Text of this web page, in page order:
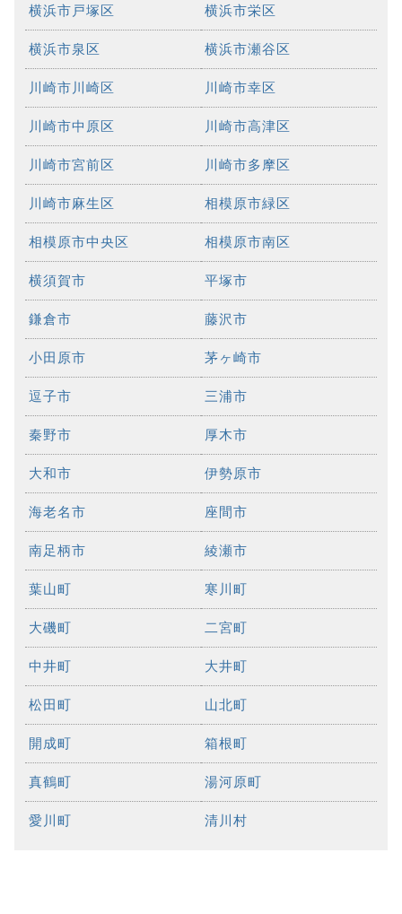
横浜市戸塚区 横浜市栄区
横浜市泉区 横浜市瀬谷区
川崎市川崎区 川崎市幸区
川崎市中原区 川崎市高津区
川崎市宮前区 川崎市多摩区
川崎市麻生区 相模原市緑区
相模原市中央区 相模原市南区
横須賀市 平塚市
鎌倉市 藤沢市
小田原市 茅ヶ崎市
逗子市 三浦市
秦野市 厚木市
大和市 伊勢原市
海老名市 座間市
南足柄市 綾瀬市
葉山町 寒川町
大磯町 二宮町
中井町 大井町
松田町 山北町
開成町 箱根町
真鶴町 湯河原町
愛川町 清川村